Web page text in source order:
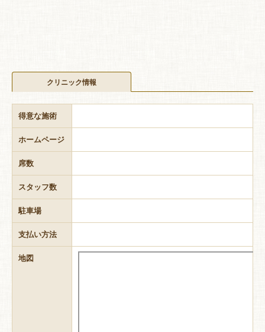
クリニック情報
得意な施術
ホームページ
席数
スタッフ数
駐車場
支払い方法
地図